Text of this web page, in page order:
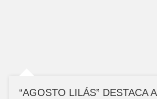
“AGOSTO LILÁS” DESTACA A